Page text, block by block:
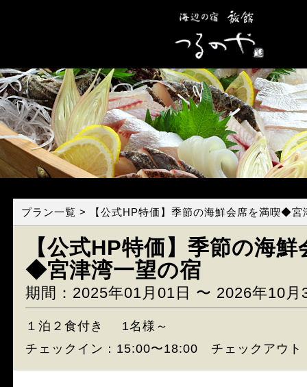
プラン一覧 > 【公式HP特価】季節の海鮮会席を満喫◆宮
【公式HP特価】季節の海
◆宮津湾一望の宿
期間：2025年01月01日 〜 2026年10月
１泊２食付き
1名様～
チェックイン：15:00〜18:00 チェックアウト